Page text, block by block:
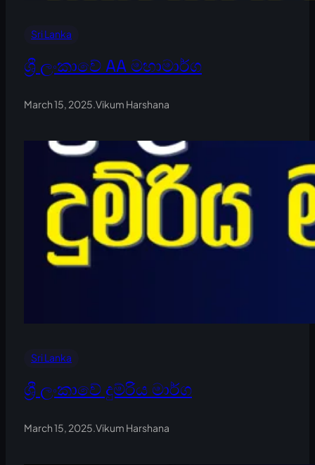
Sri Lanka
ශ්‍රී ලංකාවේ AA මහාමාර්ග
March 15, 2025.Vikum Harshana
Sri Lanka
ශ්‍රී ලංකාවේ දුම්රිය මාර්ග
March 15, 2025.Vikum Harshana